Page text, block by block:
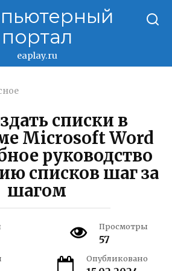
портал
eaplay.ru
списки в
Microsoft Word
руководство
списков шаг за
шагом
Просмотры
57
Опубликовано